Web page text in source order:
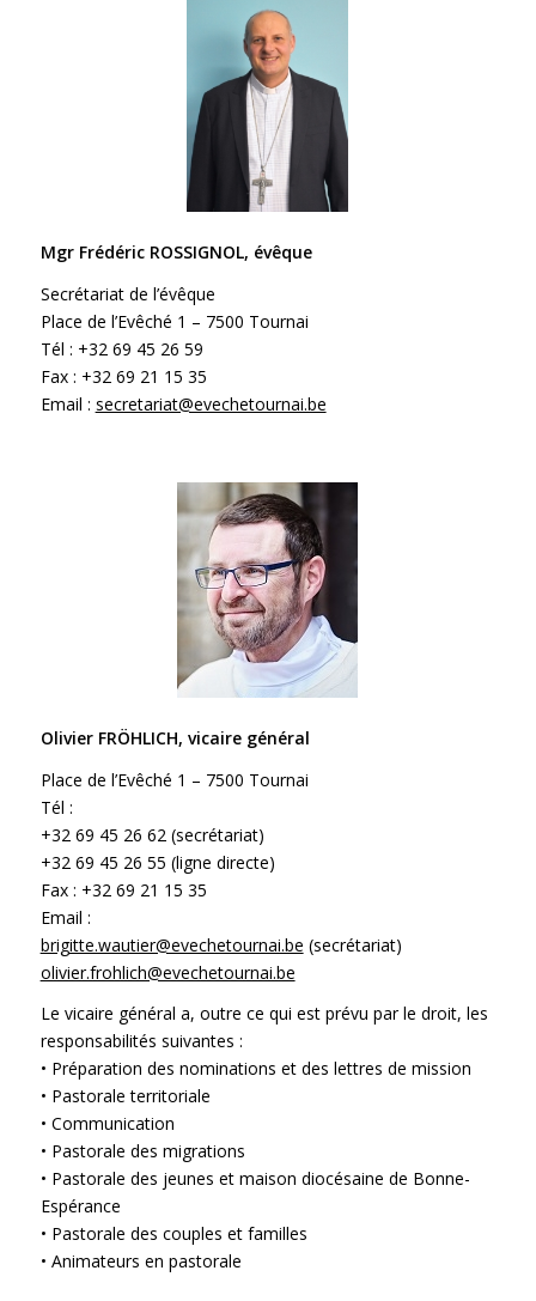
Mgr Frédéric ROSSIGNOL, évêque
Secrétariat de l’évêque
Place de l’Evêché 1 – 7500 Tournai
Tél : +32 69 45 26 59
Fax : +32 69 21 15 35
Email : secretariat@evechetournai.be
Olivier FRÖHLICH, vicaire général
Place de l’Evêché 1 – 7500 Tournai
Tél :
+32 69 45 26 62 (secrétariat)
+32 69 45 26 55 (ligne directe)
Fax : +32 69 21 15 35
Email :
brigitte.wautier@evechetournai.be (secrétariat)
olivier.frohlich@evechetournai.be
Le vicaire général a, outre ce qui est prévu par le droit, les
responsabilités suivantes :
• Préparation des nominations et des lettres de mission
• Pastorale territoriale
• Communication
• Pastorale des migrations
• Pastorale des jeunes et maison diocésaine de Bonne-
Espérance
• Pastorale des couples et familles
• Animateurs en pastorale